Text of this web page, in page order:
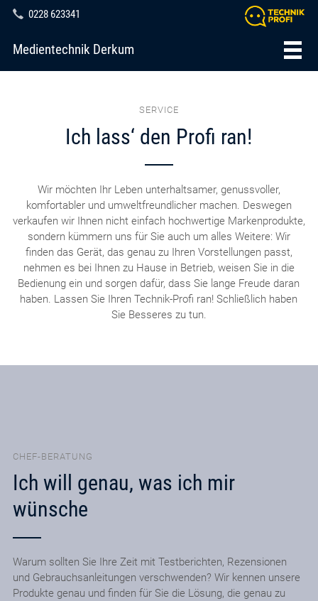
0228 623341
Medientechnik Derkum
SERVICE
Ich lass‘ den Profi ran!
Wir möchten Ihr Leben unterhaltsamer, genussvoller,
komfortabler und umweltfreundlicher machen. Deswegen
verkaufen wir Ihnen nicht einfach hochwertige Markenprodukte,
sondern kümmern uns für Sie auch um alles Weitere: Wir
finden das Gerät, das genau zu Ihren Vorstellungen passt,
nehmen es bei Ihnen zu Hause in Betrieb, weisen Sie in die
Bedienung ein und sorgen dafür, dass Sie lange Freude daran
haben. Lassen Sie Ihren Technik-Profi ran! Schließlich haben
Sie Besseres zu tun.
CHEF-BERATUNG
Ich will genau, was ich mir
wünsche
Warum sollten Sie Ihre Zeit mit Testberichten, Rezensionen
und Gebrauchsanleitungen verschwenden? Wir kennen unsere
Produkte genau und finden für Sie die Lösung, die genau zu